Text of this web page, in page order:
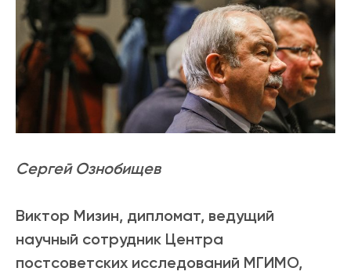
Сергей Ознобищев
Виктор Мизин, дипломат, ведущий
научный сотрудник Центра
постсоветских исследований МГИМО,